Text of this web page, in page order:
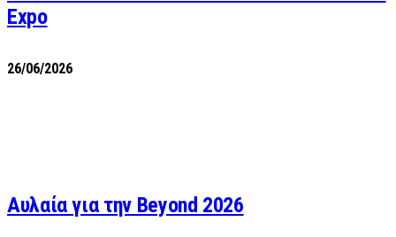
Expo
26/06/2026
Αυλαία για την Beyond 2026